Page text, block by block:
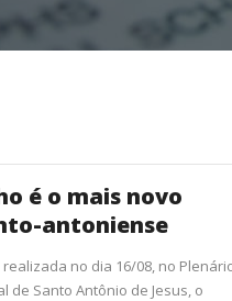
é o mais novo
antoniense
no dia 16/08, no
de Santo Antônio de Jesus, o